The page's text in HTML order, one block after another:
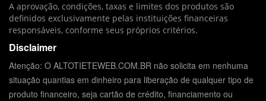
A aprovação, condições, taxas e limites dos produtos são
definidos exclusivamente pelas instituições financeiras
responsáveis, conforme seus próprios critérios.
Disclaimer
Atenção: O ALTOTIETEWEB.COM.BR não solicita em nenhuma
situação quantias em dinheiro para liberação de qualquer tipo de
produto financeiro, seja cartão de crédito, financiamento ou